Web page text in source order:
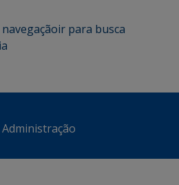
ir para busca